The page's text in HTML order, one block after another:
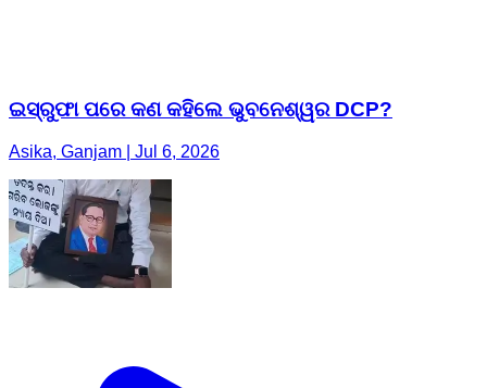
ଇସ୍ରୁଫା ପରେ କଣ କହିଲେ ଭୁବନେଶ୍ୱର DCP?
Asika, Ganjam | Jul 6, 2026